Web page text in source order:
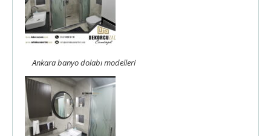
Ankara banyo dolabı modelleri